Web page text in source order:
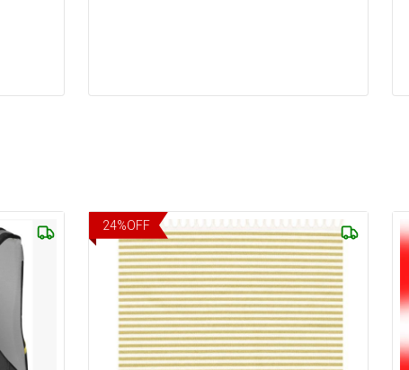
24%OFF